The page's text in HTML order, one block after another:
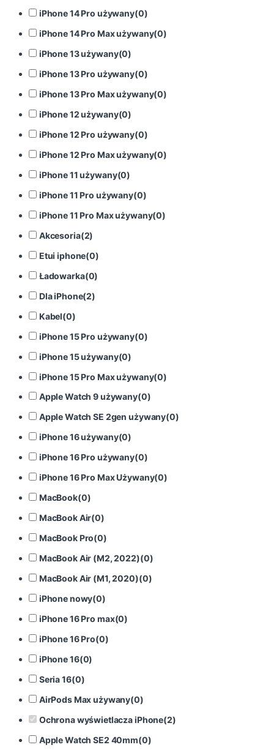
iPhone 14 Pro używany(0)
iPhone 14 Pro Max używany(0)
iPhone 13 używany(0)
iPhone 13 Pro używany(0)
iPhone 13 Pro Max używany(0)
iPhone 12 używany(0)
iPhone 12 Pro używany(0)
iPhone 12 Pro Max używany(0)
iPhone 11 używany(0)
iPhone 11 Pro używany(0)
iPhone 11 Pro Max używany(0)
Akcesoria(2)
Etui iphone(0)
Ładowarka(0)
Dla iPhone(2)
Kabel(0)
iPhone 15 Pro używany(0)
iPhone 15 używany(0)
iPhone 15 Pro Max używany(0)
Apple Watch 9 używany(0)
Apple Watch SE 2gen używany(0)
iPhone 16 używany(0)
iPhone 16 Pro używany(0)
iPhone 16 Pro Max Używany(0)
MacBook(0)
MacBook Air(0)
MacBook Pro(0)
MacBook Air (M2, 2022)(0)
MacBook Air (M1, 2020)(0)
iPhone nowy(0)
iPhone 16 Pro max(0)
iPhone 16 Pro(0)
iPhone 16(0)
Seria 16(0)
AirPods Max używany(0)
Ochrona wyświetlacza iPhone(2)
Apple Watch SE2 40mm(0)